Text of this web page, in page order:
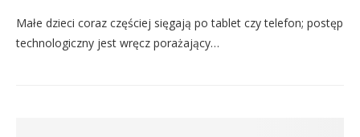
Małe dzieci coraz częściej sięgają po tablet czy telefon; postęp
technologiczny jest wręcz porażający…